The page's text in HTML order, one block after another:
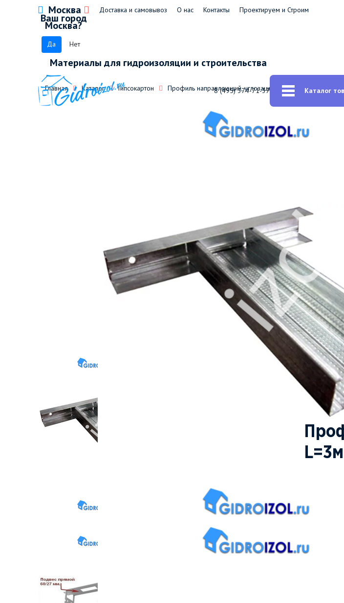
Москва
Ваш город
Москва?
Да Нет
Доставка и самовывоз О нас Контакты Проектируем и Строим
Материалы для гидроизоляции и строительства
8 (495) 374-71-37 Каталог
Главная Каталог Гипсокартон Профиль направляющий, углозащитный, подвес прямой